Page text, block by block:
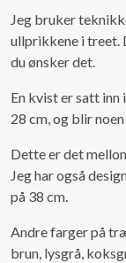
Jeg bruker
ullprikkene i treet.
du ønsker det.
En kvist er satt inn
28 cm, og blir
Dette er det
Jeg har også
på 38 cm.
Andre farger på
brun, lysgrå,